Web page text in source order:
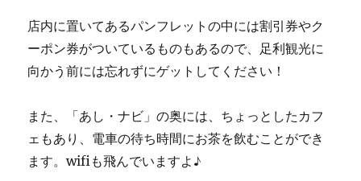
店内に置いてあるパンフレットの中には割引券やク
ーポン券がついているものもあるので、足利観光に
向かう前には忘れずにゲットしてください！
また、「あし・ナビ」の奥には、ちょっとしたカフ
ェもあり、電車の待ち時間にお茶を飲むことができ
ます。wifiも飛んでいますよ♪